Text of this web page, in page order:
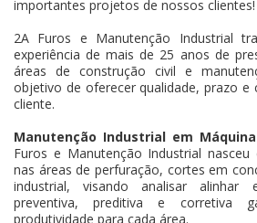
importantes projetos de nossos clientes!
2A Furos e Manutenção Industrial
experiência de mais de 25 anos de
áreas de construção civil e
objetivo de oferecer qualidade, prazo e
cliente.
Manutenção Industrial em
Furos e Manutenção Industrial
nas áreas de perfuração, cortes em
industrial, visando analisar
preventiva, preditiva e corretiva
produtividade para cada área.